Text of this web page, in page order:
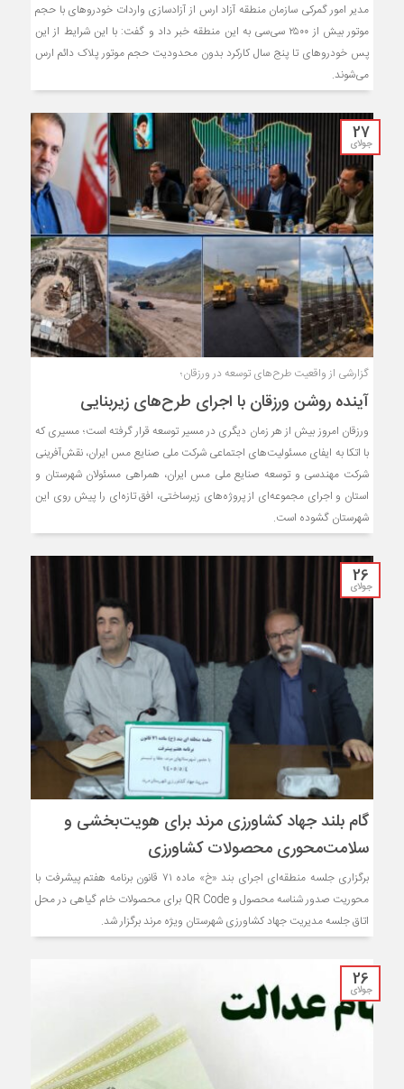
مدیر امور گمرکی سازمان منطقه آزاد ارس از آزادسازی واردات خودروهای با حجم
موتور بیش از ۲۵۰۰ سی‌سی به این منطقه خبر داد و گفت: با این شرایط از این
پس خودروهای تا پنج سال کارکرد بدون محدودیت حجم موتور پلاک دائم ارس
می‌شوند.
27
جولای
گزارشی از واقعیت طرح‌های توسعه در ورزقان؛
آینده روشن ورزقان با اجرای طرح‌های زیربنایی
ورزقان امروز بیش از هر زمان دیگری در مسیر توسعه قرار گرفته است؛ مسیری که
با اتکا به ایفای مسئولیت‌های اجتماعی شرکت ملی صنایع مس ایران، نقش‌آفرینی
شرکت مهندسی و توسعه صنایع ملی مس ایران، همراهی مسئولان شهرستان و
استان و اجرای مجموعه‌ای از پروژه‌های زیرساختی، افق تازه‌ای را پیش روی این
شهرستان گشوده است.
26
جولای
گام بلند جهاد کشاورزی مرند برای هویت‌بخشی و
سلامت‌محوری محصولات کشاورزی
برگزاری جلسه منطقه‌ای اجرای بند «خ» ماده ۷۱ قانون برنامه هفتم پیشرفت با
محوریت صدور شناسه محصول و QR Code برای محصولات خام گیاهی در محل
اتاق جلسه مدیریت جهاد کشاورزی شهرستان ویژه مرند برگزار شد.
26
جولای